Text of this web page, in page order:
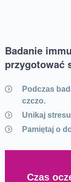
Badanie
przygotować
Podczas
czczo.
Unikaj
Pamiętaj o
Czas